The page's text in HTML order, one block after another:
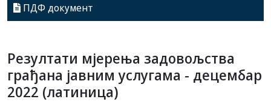
ПДФ документ
Резултати мјерења задовољства
грађана јавним услугама - децембар
2022 (латиница)